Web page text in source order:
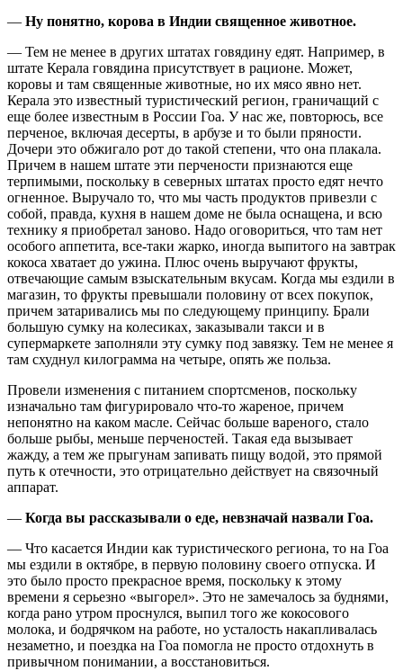
— Ну понятно, корова в Индии священное животное.
— Тем не менее в других штатах говядину едят. Например, в
штате Керала говядина присутствует в рационе. Может,
коровы и там священные животные, но их мясо явно нет.
Керала это известный туристический регион, граничащий с
еще более известным в России Гоа. У нас же, повторюсь, все
перченое, включая десерты, в арбузе и то были пряности.
Дочери это обжигало рот до такой степени, что она плакала.
Причем в нашем штате эти перчености признаются еще
терпимыми, поскольку в северных штатах просто едят нечто
огненное. Выручало то, что мы часть продуктов привезли с
собой, правда, кухня в нашем доме не была оснащена, и всю
технику я приобретал заново. Надо оговориться, что там нет
особого аппетита, все-таки жарко, иногда выпитого на завтрак
кокоса хватает до ужина. Плюс очень выручают фрукты,
отвечающие самым взыскательным вкусам. Когда мы ездили в
магазин, то фрукты превышали половину от всех покупок,
причем затаривались мы по следующему принципу. Брали
большую сумку на колесиках, заказывали такси и в
супермаркете заполняли эту сумку под завязку. Тем не менее я
там схуднул килограмма на четыре, опять же польза.
Провели изменения с питанием спортсменов, поскольку
изначально там фигурировало что-то жареное, причем
непонятно на каком масле. Сейчас больше вареного, стало
больше рыбы, меньше перченостей. Такая еда вызывает
жажду, а тем же прыгунам запивать пищу водой, это прямой
путь к отечности, это отрицательно действует на связочный
аппарат.
— Когда вы рассказывали о еде, невзначай назвали Гоа.
— Что касается Индии как туристического региона, то на Гоа
мы ездили в октябре, в первую половину своего отпуска. И
это было просто прекрасное время, поскольку к этому
времени я серьезно «выгорел». Это не замечалось за буднями,
когда рано утром проснулся, выпил того же кокосового
молока, и бодрячком на работе, но усталость накапливалась
незаметно, и поездка на Гоа помогла не просто отдохнуть в
привычном понимании, а восстановиться.